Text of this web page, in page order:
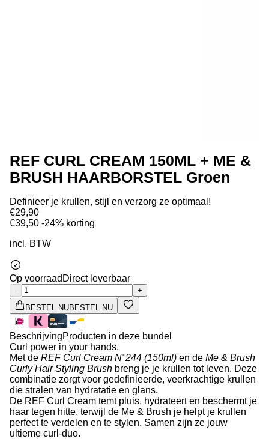
REF CURL CREAM 150ML + ME &
BRUSH HAARBORSTEL Groen
Definieer je krullen, stijl en verzorg ze optimaal!
€29,90
€39,50 -24% korting
incl. BTW
Op voorraad Direct leverbaar
-
+
BESTEL NUBESTEL NU
BeschrijvingProducten in deze bundel
Curl power in your hands.
Met de REF Curl Cream N°244 (150ml) en de Me & Brush
Curly Hair Styling Brush breng je je krullen tot leven. Deze
combinatie zorgt voor gedefinieerde, veerkrachtige krullen
die stralen van hydratatie en glans.
De REF Curl Cream temt pluis, hydrateert en beschermt je
haar tegen hitte, terwijl de Me & Brush je helpt je krullen
perfect te verdelen en te stylen. Samen zijn ze jouw
ultieme curl-duo.